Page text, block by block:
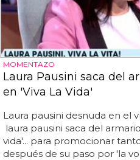
MOMENTAZO
Laura Pausini saca del
en 'Viva La Vida'
Laura pausini desnuda en el
laura pausini saca del
vida'... para promocionar
después de su paso por 'la